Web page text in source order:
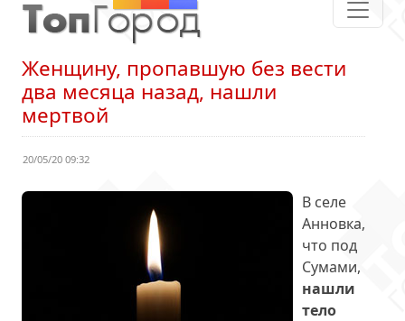
Женщину, пропавшую без вести
два месяца назад, нашли
мертвой
20/05/20 09:32
В селе
Анновка,
что под
Сумами,
нашли
тело